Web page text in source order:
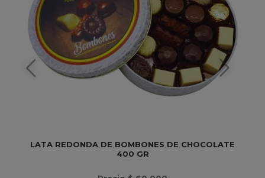
LATA REDONDA DE BOMBONES DE CHOCOLATE
400 GR